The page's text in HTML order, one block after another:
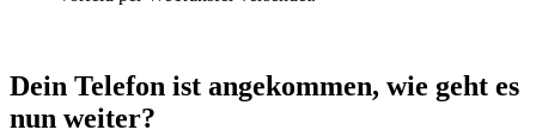
Dein Telefon ist angekommen, wie geht es
nun weiter?